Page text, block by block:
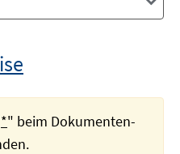
*" beim Dokumenten-